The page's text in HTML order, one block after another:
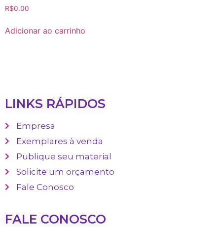
R$0.00
Adicionar ao carrinho
LINKS RÁPIDOS
Empresa
Exemplares à venda
Publique seu material
Solicite um orçamento
Fale Conosco
FALE CONOSCO